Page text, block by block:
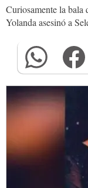
Curiosamente la bala
Yolanda asesinó a